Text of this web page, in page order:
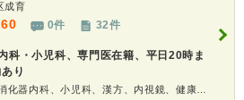
成育
0件 32件
科・小児科、専門医在籍、平日20時ま
り